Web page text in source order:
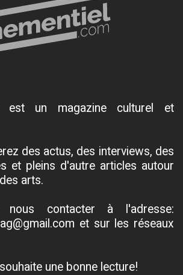
est un magazine culturel et
des actus, des interviews, des
et pleins d'autre articles autour
arts.
nous contacter à l'adresse:
et sur les réseaux
une bonne lecture!